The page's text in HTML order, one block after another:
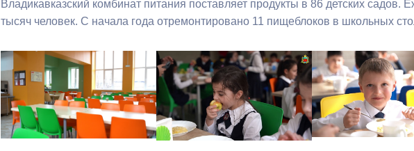
Владикавказский комбинат питания поставляет продукты в 86 детских садов.
тысяч человек. С начала года отремонтировано 11 пищеблоков в школьных